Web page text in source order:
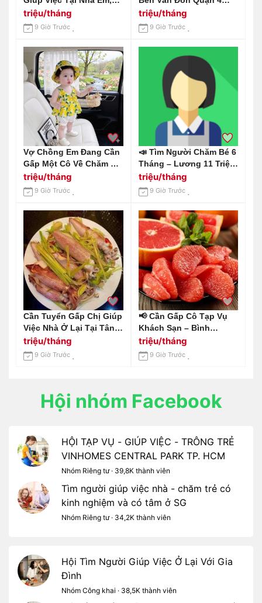
Ăn Ở Lại Nhà Em Ở
Chung Cư Estella
Heights Q2 Lương Em
Gửi 13 Triệu
triệu/tháng
9 Giờ Trước
Cần Tuyển Chị Giúp Việc
Lương 14tr Ạ
triệu/tháng
9 Giờ Trước
Vợ Chồng Em Đang Cần
Gấp Một Cô Về Chăm Bé
4 Tháng Tuổi, Làm Ở Lại
Tại Đường Tân Sơn,
Quận Gò Vấp.
triệu/tháng
9 Giờ Trước
📣 Tìm Người Chăm Bé 6
Tháng – Lương 11 Triệu
Khởi Điểm Địa Chỉ: Biên
Hoà – Đồng Nai.
triệu/tháng
9 Giờ Trước
Cần Tuyển Gấp Chị Giúp
Việc Nhà Ở Lại Tại Tân
Bình Lương 10-12 Triệu /
Tháng
triệu/tháng
9 Giờ Trước
📢 Cần Gấp Cô Tạp Vụ
Khách Sạn – Bình
Chánh, Long An 📢 Gọi
Em 0966529171
triệu/tháng
9 Giờ Trước
Hội nhóm Facebook
HỘI TẠP VỤ - GIÚP VIỆC - TRÔNG TRẺ
VINHOMES CENTRAL PARK TP. HCM
Nhóm Riêng tư · 39,8K thành viên
Tìm người giúp việc nhà - chăm trẻ có
kinh nghiệm và có tâm ở SG
Nhóm Riêng tư · 34,2K thành viên
Hội Tìm Người Giúp Việc Ở Lại Với Gia
Đình
Nhóm Công khai · 38,5K thành viên